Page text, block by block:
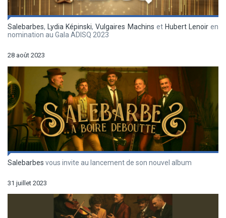
Salebarbes, Lydia Képinski,Vulgaires Machins et Hubert Lenoiren
nomination au Gala ADISQ 2023
28 août 2023
Salebarbes vous invite au lancement de son nouvel album
31 juillet 2023